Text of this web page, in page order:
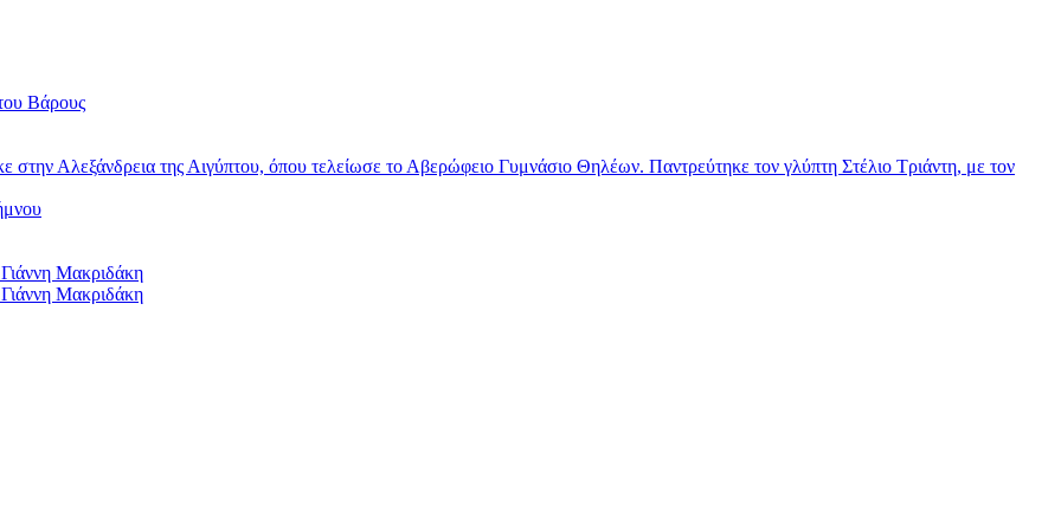
Βάρους
Αλεξάνδρεια της Αιγύπτου, όπου τελείωσε το Αβερώφειο Γυμνάσιο Θηλέων. Παντρεύτηκε τον γλύπτη Στέλιο Τριάντη, με τον
Μακριδάκη
Μακριδάκη